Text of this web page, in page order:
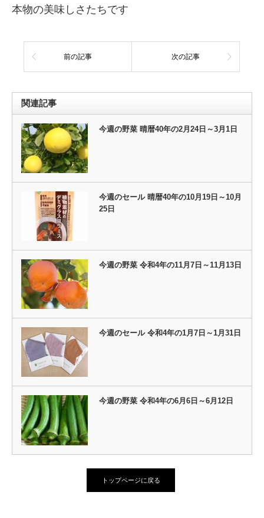
本物の美味しさたちです
前の記事 次の記事
関連記事
今週の野菜 晴暦40年の2月24日～3月1日
今週のセール 晴暦40年の10月19日～10月
25日
今週の野菜 令和4年の11月7日～11月13日
今週のセール 令和4年の1月7日～1月31日
今週の野菜 令和4年の6月6日～6月12日
トップページに戻る